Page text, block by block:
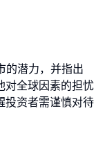
的潜力，并指出
对全球因素的担忧
投资者需谨慎对待